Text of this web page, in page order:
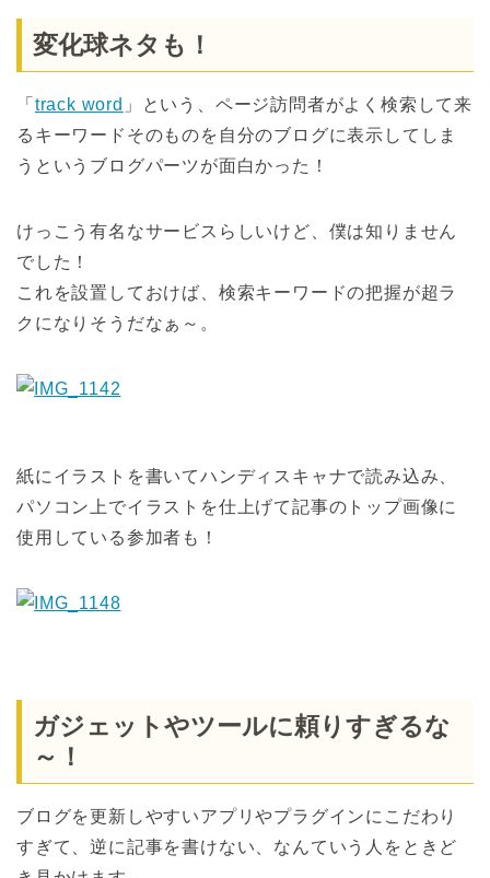
変化球ネタも！
「 track word 」という、ページ訪問者がよく検索して来
るキーワードそのものを自分のブログに表示してしま
うというブログパーツが面白かった！
けっこう有名なサービスらしいけど、僕は知りません
でした！
これを設置しておけば、検索キーワードの把握が超ラ
クになりそうだなぁ～。
紙にイラストを書いてハンディスキャナで読み込み、
パソコン上でイラストを仕上げて記事のトップ画像に
使用している参加者も！
ガジェットやツールに頼りすぎるな
～！
ブログを更新しやすいアプリやプラグインにこだわり
すぎて、逆に記事を書けない、なんていう人をときど